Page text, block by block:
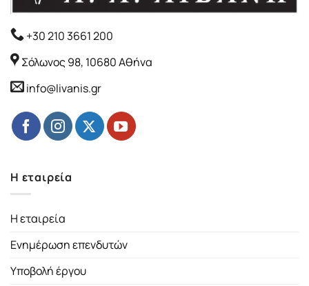
+30 210 3661 200
Σόλωνος 98, 10680 Αθήνα
info@livanis.gr
Η εταιρεία
Η εταιρεία
Ενημέρωση επενδυτών
Υποβολή έργου